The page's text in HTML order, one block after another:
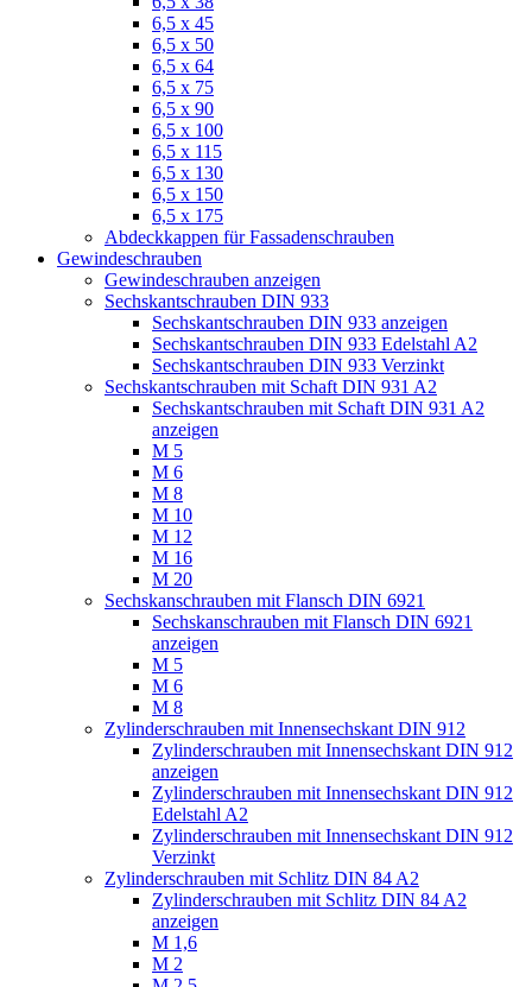
6,5 x 45
6,5 x 50
6,5 x 64
6,5 x 75
6,5 x 90
6,5 x 100
6,5 x 115
6,5 x 130
6,5 x 150
6,5 x 175
Abdeckkappen für Fassadenschrauben
Gewindeschrauben
Gewindeschrauben anzeigen
Sechskantschrauben DIN 933
Sechskantschrauben DIN 933 anzeigen
Sechskantschrauben DIN 933 Edelstahl A2
Sechskantschrauben DIN 933 Verzinkt
Sechskantschrauben mit Schaft DIN 931 A2
Sechskantschrauben mit Schaft DIN 931 A2
anzeigen
M 5
M 6
M 8
M 10
M 12
M 16
M 20
Sechskanschrauben mit Flansch DIN 6921
Sechskanschrauben mit Flansch DIN 6921
anzeigen
M 5
M 6
M 8
Zylinderschrauben mit Innensechskant DIN 912
Zylinderschrauben mit Innensechskant DIN 912
anzeigen
Zylinderschrauben mit Innensechskant DIN 912
Edelstahl A2
Zylinderschrauben mit Innensechskant DIN 912
Verzinkt
Zylinderschrauben mit Schlitz DIN 84 A2
Zylinderschrauben mit Schlitz DIN 84 A2
anzeigen
M 1,6
M 2